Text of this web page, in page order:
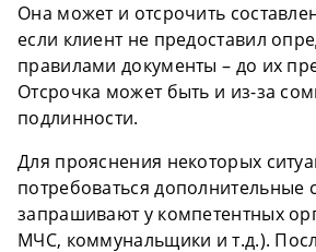
Она может и отсрочить
если клиент не предоставил
правилами документы – до их
Отсрочка может быть и из-за
подлинности.
Для прояснения некоторых
потребоваться дополнительные
запрашивают у компетентных
МЧС, коммунальщики и т.д.).